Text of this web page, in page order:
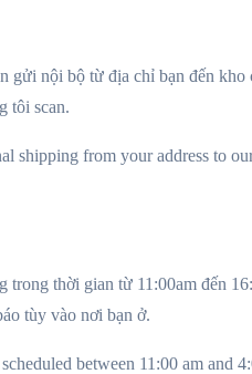
nội bộ từ địa chỉ bạn đến
tôi scan.
from your address to
thời gian từ 11:00am đến
tùy vào nơi bạn ở.
between 11:00 am